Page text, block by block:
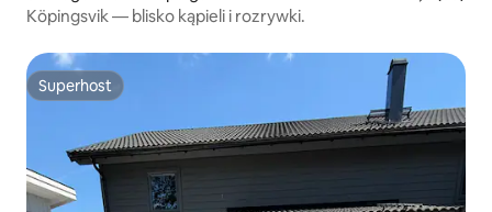
Köpingsvik — blisko kąpieli i rozrywki.
Superhost
Superhost